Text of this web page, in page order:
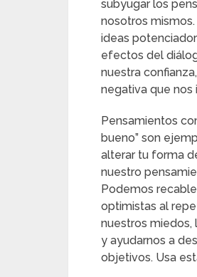
subyugar los
nosotros
ideas
efectos del
nuestra
negativa que
Pensamientos
bueno” son
alterar tu forma
nuestro
Podemos
optimistas al
nuestros miedos,
y ayudarnos a
objetivos. Usa